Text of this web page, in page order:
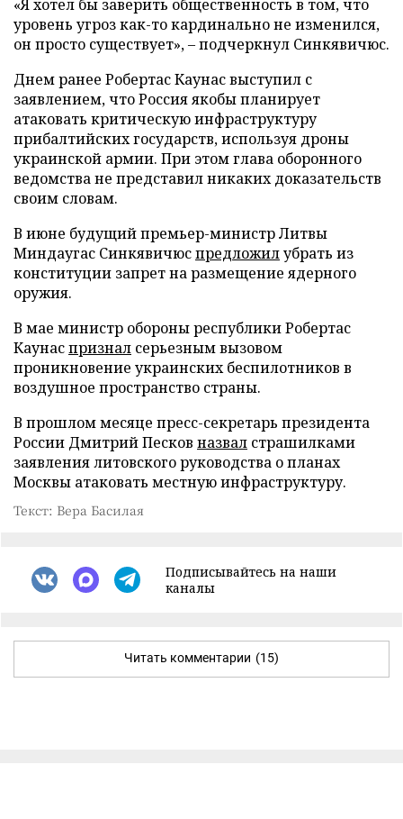
«Я хотел бы заверить общественность в том, что
уровень угроз как-то кардинально не изменился,
он просто существует», – подчеркнул Синкявичюс.
Днем ранее Робертас Каунас выступил с
заявлением, что Россия якобы планирует
атаковать критическую инфраструктуру
прибалтийских государств, используя дроны
украинской армии. При этом глава оборонного
ведомства не представил никаких доказательств
своим словам.
В июне будущий премьер-министр Литвы
Миндаугас Синкявичюспредложилубрать из
конституции запрет на размещение ядерного
оружия.
В мае министр обороны республики Робертас
Каунаспризнал серьезным вызовом
проникновение украинских беспилотников в
воздушное пространство страны.
В прошлом месяце пресс-секретарь президента
России Дмитрий Песков назвал страшилками
заявления литовского руководства о планах
Москвы атаковать местную инфраструктуру.
Текст: Вера Басилая
Подписывайтесь на наши
каналы
Читать комментарии (15)